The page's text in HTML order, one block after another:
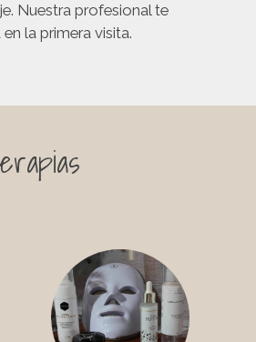
Nuestra profesional te
la primera visita.